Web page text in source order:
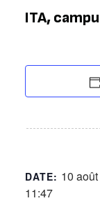
ITA,
DATE: 10
11:47